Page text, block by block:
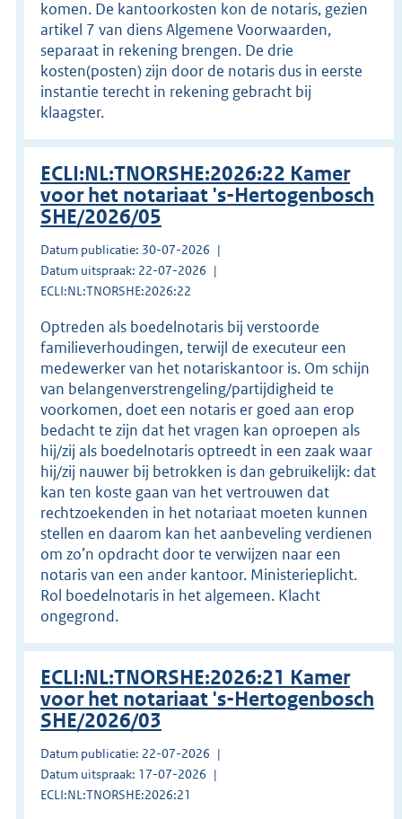
komen. De kantoorkosten kon de notaris, gezien
artikel 7 van diens Algemene Voorwaarden,
separaat in rekening brengen. De drie
kosten(posten) zijn door de notaris dus in eerste
instantie terecht in rekening gebracht bij
klaagster.
ECLI:NL:TNORSHE:2026:22 Kamer
voor het notariaat 's-Hertogenbosch
SHE/2026/05
Datum publicatie: 30-07-2026
Datum uitspraak: 22-07-2026
ECLI:NL:TNORSHE:2026:22
Optreden als boedelnotaris bij verstoorde
familieverhoudingen, terwijl de executeur een
medewerker van het notariskantoor is. Om schijn
van belangenverstrengeling/partijdigheid te
voorkomen, doet een notaris er goed aan erop
bedacht te zijn dat het vragen kan oproepen als
hij/zij als boedelnotaris optreedt in een zaak waar
hij/zij nauwer bij betrokken is dan gebruikelijk: dat
kan ten koste gaan van het vertrouwen dat
rechtzoekenden in het notariaat moeten kunnen
stellen en daarom kan het aanbeveling verdienen
om zo’n opdracht door te verwijzen naar een
notaris van een ander kantoor. Ministerieplicht.
Rol boedelnotaris in het algemeen. Klacht
ongegrond.
ECLI:NL:TNORSHE:2026:21 Kamer
voor het notariaat 's-Hertogenbosch
SHE/2026/03
Datum publicatie: 22-07-2026
Datum uitspraak: 17-07-2026
ECLI:NL:TNORSHE:2026:21